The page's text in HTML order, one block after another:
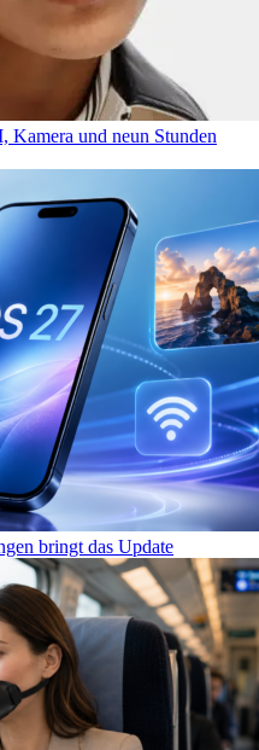
Kamera und neun Stunden
bringt das Update